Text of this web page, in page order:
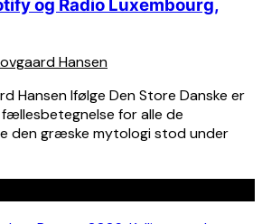
og Radio Luxembourg,
Hansen
Hansen Ifølge Den Store Danske er
fællesbetegnelse for alle de
den græske mytologi stod under